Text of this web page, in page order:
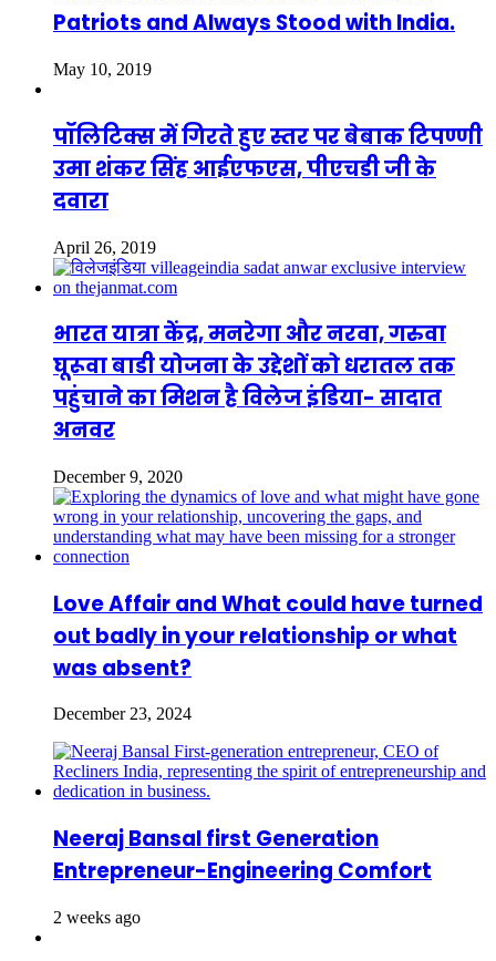
Patriots and Always Stood with India.
May 10, 2019
पॉलिटिक्स में गिरते हुए स्तर पर बेबाक टिपण्णी
उमा शंकर सिंह आईएफएस, पीएचडी जी के
दवारा
April 26, 2019
भारत यात्रा केंद्र, मनरेगा और नरवा, गरुवा
घूरूवा बाडी योजना के उद्देशों को धरातल तक
पहुंचाने का मिशन है विलेज इंडिया- सादात
अनवर
December 9, 2020
Love Affair and What could have turned
out badly in your relationship or what
was absent?
December 23, 2024
Neeraj Bansal first Generation
Entrepreneur-Engineering Comfort
2 weeks ago